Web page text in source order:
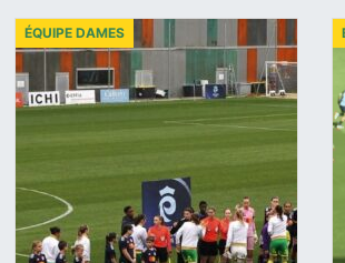
ÉQUIPE DAMES